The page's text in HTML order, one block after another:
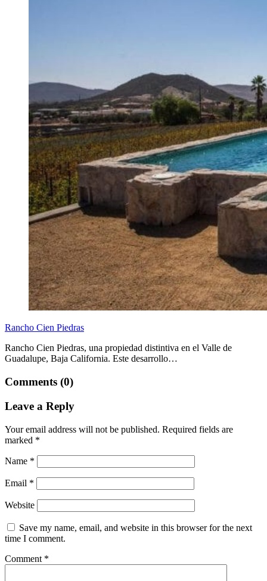
Rancho Cien Piedras
Rancho Cien Piedras, una propiedad distintiva en el Valle de
Guadalupe, Baja California. Este desarrollo…
Comments (0)
Leave a Reply
Your email address will not be published. Required fields are
marked *
Name *
Email *
Website
Save my name, email, and website in this browser for the next
time I comment.
Comment *